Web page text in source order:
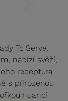
To Serve,
nabízí svěží,
receptura
s přirozenou
nuancí